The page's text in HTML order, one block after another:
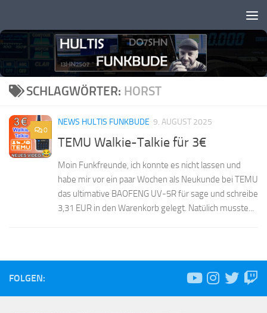
SCHLAGWÖRTER: HORST
0
NEWS HULTIS FUNKBUDE 9. AUGUST 2025
TEMU Walkie-Talkie für 3€
Moin Funkfreunde, ich konnte es nicht lassen und
habe mir vor ein paar Wochen als Neukunde bei TEMU
das ultimative BAOFENG UV-5R für sage und schreibe
3,31 EUR in den Warenkorb gelegt. Natülich musste...
FOLGEN: